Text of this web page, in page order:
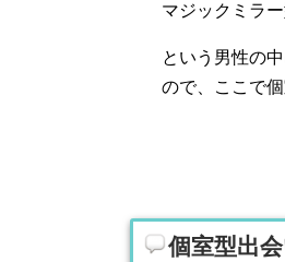
マジックミラ
という男性の
ので、ここで
個室型出